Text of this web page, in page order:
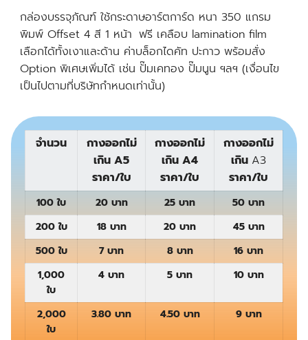
กล่องบรรจุภัณฑ์ ใช้กระดาษอาร์ตการ์ด หนา 350 แกรม
พิมพ์ Offset 4 สี 1 หน้า ฟรี เคลือบ lamination film
เลือกได้ทั้งเงาและด้าน ค่าบล็อกไดคัท ปะกาว พร้อมสั่ง
Option พิเศษเพิ่มได้ เช่น ปั๊มเคทอง ปั๊มนูน ฯลฯ (เงื่อนไข
เป็นไปตามที่บริษัทกำหนดเท่านั้น)
จำนวน
กางออกไม่
เกิน A5
ราคา/ใบ
กางออกไม่
เกิน A4
ราคา/ใบ
กางออกไม่
เกิน A3
ราคา/ใบ
100 ใบ 20 บาท 25 บาท
50 บาท
200 ใบ
18 บาท 20 บาท
45 บาท
500 ใบ
7 บาท 8 บาท
16 บาท
1,000
ใบ
4 บาท 5 บาท 10 บาท
2,000
ใบ
3.80 บาท 4.50 บาท 9 บาท